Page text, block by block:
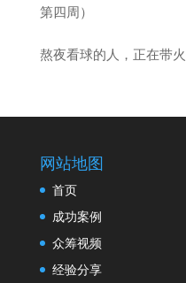
第四周）
熬夜看球的人，正在带
网站地图
首页
成功案例
众筹视频
经验分享